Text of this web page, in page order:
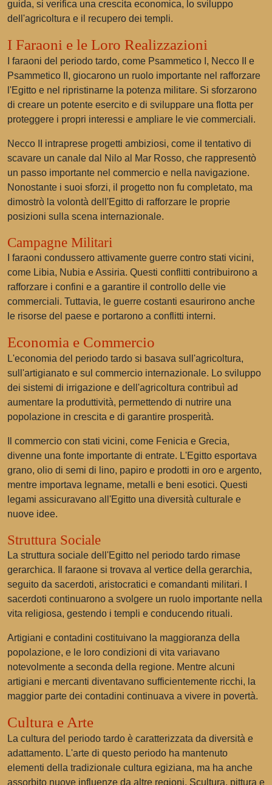
guida, si verifica una crescita economica, lo sviluppo
dell'agricoltura e il recupero dei templi.
I Faraoni e le Loro Realizzazioni
I faraoni del periodo tardo, come Psammetico I, Necco II e
Psammetico II, giocarono un ruolo importante nel rafforzare
l'Egitto e nel ripristinarne la potenza militare. Si sforzarono
di creare un potente esercito e di sviluppare una flotta per
proteggere i propri interessi e ampliare le vie commerciali.
Necco II intraprese progetti ambiziosi, come il tentativo di
scavare un canale dal Nilo al Mar Rosso, che rappresentò
un passo importante nel commercio e nella navigazione.
Nonostante i suoi sforzi, il progetto non fu completato, ma
dimostrò la volontà dell'Egitto di rafforzare le proprie
posizioni sulla scena internazionale.
Campagne Militari
I faraoni condussero attivamente guerre contro stati vicini,
come Libia, Nubia e Assiria. Questi conflitti contribuirono a
rafforzare i confini e a garantire il controllo delle vie
commerciali. Tuttavia, le guerre costanti esaurirono anche
le risorse del paese e portarono a conflitti interni.
Economia e Commercio
L'economia del periodo tardo si basava sull'agricoltura,
sull'artigianato e sul commercio internazionale. Lo sviluppo
dei sistemi di irrigazione e dell'agricoltura contribuì ad
aumentare la produttività, permettendo di nutrire una
popolazione in crescita e di garantire prosperità.
Il commercio con stati vicini, come Fenicia e Grecia,
divenne una fonte importante di entrate. L'Egitto esportava
grano, olio di semi di lino, papiro e prodotti in oro e argento,
mentre importava legname, metalli e beni esotici. Questi
legami assicuravano all'Egitto una diversità culturale e
nuove idee.
Struttura Sociale
La struttura sociale dell'Egitto nel periodo tardo rimase
gerarchica. Il faraone si trovava al vertice della gerarchia,
seguito da sacerdoti, aristocratici e comandanti militari. I
sacerdoti continuarono a svolgere un ruolo importante nella
vita religiosa, gestendo i templi e conducendo rituali.
Artigiani e contadini costituivano la maggioranza della
popolazione, e le loro condizioni di vita variavano
notevolmente a seconda della regione. Mentre alcuni
artigiani e mercanti diventavano sufficientemente ricchi, la
maggior parte dei contadini continuava a vivere in povertà.
Cultura e Arte
La cultura del periodo tardo è caratterizzata da diversità e
adattamento. L'arte di questo periodo ha mantenuto
elementi della tradizionale cultura egiziana, ma ha anche
assorbito nuove influenze da altre regioni. Scultura, pittura e